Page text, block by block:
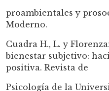
proambientales y
Moderno.
Cuadra H., L. y
bienestar subjetivo:
positiva. Revista de
Psicología de la